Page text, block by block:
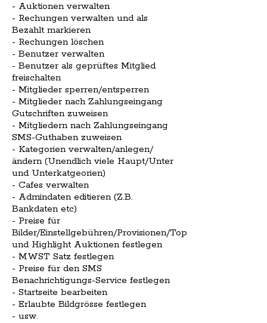
- Auktionen verwalten
- Rechungen verwalten und als
Bezahlt markieren
- Rechungen löschen
- Benutzer verwalten
- Benutzer als geprüftes Mitglied
freischalten
- Mitglieder sperren/entsperren
- Mitglieder nach Zahlungseingang
Gutschriften zuweisen
- Mitgliedern nach Zahlungseingang
SMS-Guthaben zuweisen
- Kategorien verwalten/anlegen/
ändern (Unendlich viele Haupt/Unter
und Unterkatgeorien)
- Cafes verwalten
- Admindaten editieren (Z.B.
Bankdaten etc)
- Preise für
Bilder/Einstellgebühren/Provisionen/Top
und Highlight Auktionen festlegen
- MWST Satz festlegen
- Preise für den SMS
Benachrichtigungs-Service festlegen
- Startseite bearbeiten
- Erlaubte Bildgrösse festlegen
- usw.